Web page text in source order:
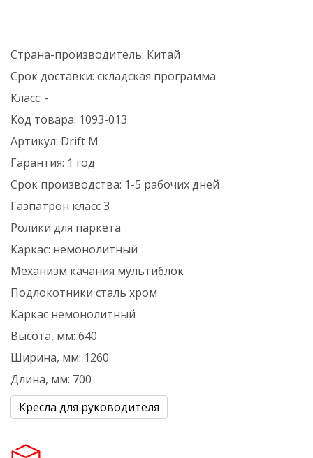
Страна-производитель: Китай
Срок доставки: складская программа
Класс: -
Код товара: 1093-013
Артикул: Drift M
Гарантия: 1 год
Срок производства: 1-5 рабочих дней
Газпатрон класс 3
Ролики для паркета
Каркас: немонолитный
Механизм качания мультиблок
Подлокотники сталь хром
Каркас немонолитный
Высота, мм: 640
Ширина, мм: 1260
Длина, мм: 700
Кресла для руководителя